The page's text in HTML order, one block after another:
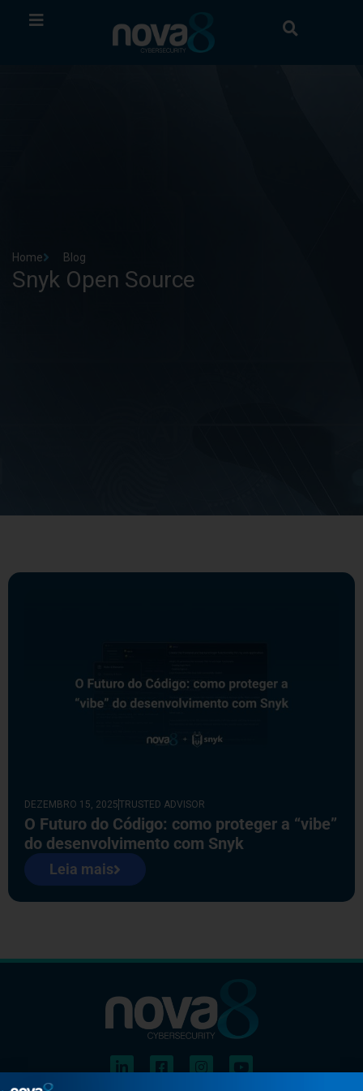
Home Blog
Snyk Open Source
DEZEMBRO 15, 2025TRUSTED ADVISOR
O Futuro do Código: como proteger a “vibe”
do desenvolvimento com Snyk
Leia mais